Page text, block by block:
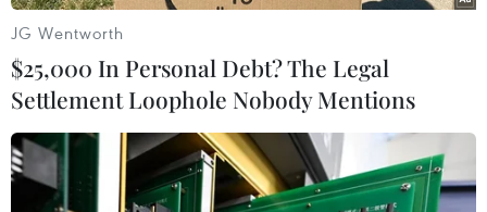
JG Wentworth
$25,000 In Personal Debt? The Legal
Settlement Loophole Nobody Mentions